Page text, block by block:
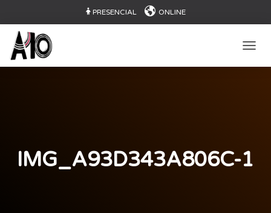
PRESENCIAL ONLINE
IMG_A93D343A806C-1